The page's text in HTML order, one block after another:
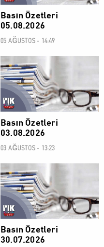
Basın Özetleri
05.08.2026
05 AĞUSTOS - 14:49
Basın Özetleri
03.08.2026
03 AĞUSTOS - 13:23
Basın Özetleri
30.07.2026